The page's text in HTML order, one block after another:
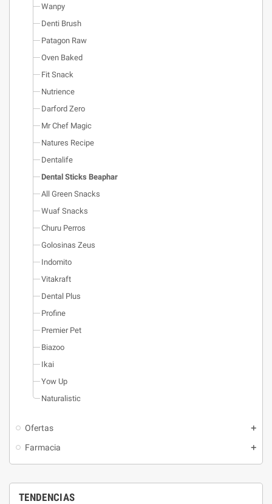
Wanpy
Denti Brush
Patagon Raw
Oven Baked
Fit Snack
Nutrience
Darford Zero
Mr Chef Magic
Natures Recipe
Dentalife
Dental Sticks Beaphar
All Green Snacks
Wuaf Snacks
Churu Perros
Golosinas Zeus
Indomito
Vitakraft
Dental Plus
Profine
Premier Pet
Biazoo
Ikai
Yow Up
Naturalistic
Ofertas
Farmacia
TENDENCIAS